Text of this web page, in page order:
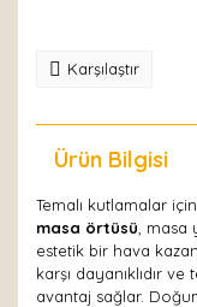
Karşılaştır
Ürün Bilgisi
Temalı kutlamalar
masa örtüsü ,
estetik bir hava
karşı dayanıklıdır ve
avantaj sağlar.